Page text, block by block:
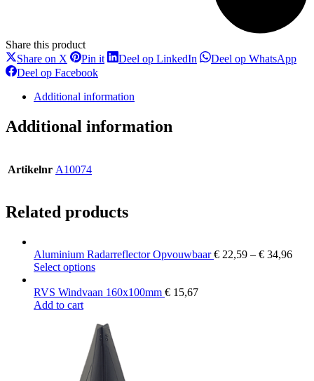
Share this product
Share on X Deel
op
X
Pin itDeelDeel op LinkedIn DeelDeel op WhatsApp
Deel op FacebookDeel
Facebook
Additional information
Additional information
Artikelnr A10074
Related products
Aluminium Radarreflector Opvouwbaar€ 22,59 – € 34,96
Select optionsThis
has
The
options
may
RVS Windvaan 160x100mm € 15,67
Add to cart